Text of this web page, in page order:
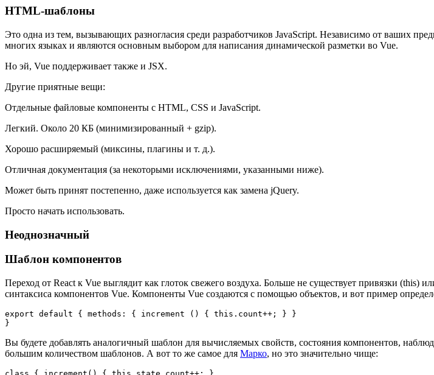
HTML-шаблоны
Это одна из тем, вызывающих разногласия среди разработчиков JavaScript. Независимо от ваших
многих языках и являются основным выбором для написания динамической разметки во Vue.
Но эй, Vue поддерживает также и JSX.
Другие приятные вещи:
Отдельные файловые компоненты с HTML, CSS и JavaScript.
Легкий. Около 20 КБ (минимизированный + gzip).
Хорошо расширяемый (миксины, плагины и т. д.).
Отличная документация (за некоторыми исключениями, указанными ниже).
Может быть принят постепенно, даже используется как замена jQuery.
Просто начать использовать.
Неоднозначный
Шаблон компонентов
Переход от React к Vue выглядит как глоток свежего воздуха. Больше не существует привязки (this)
синтаксиса компонентов Vue. Компоненты Vue создаются с помощью объектов, и вот пример
export default { methods: { increment () { this.count++; } }
Вы будете добавлять аналогичный шаблон для вычисляемых свойств, состояния компонентов,
большим количеством шаблонов. А вот то же самое для Марко, но это значительно чище: